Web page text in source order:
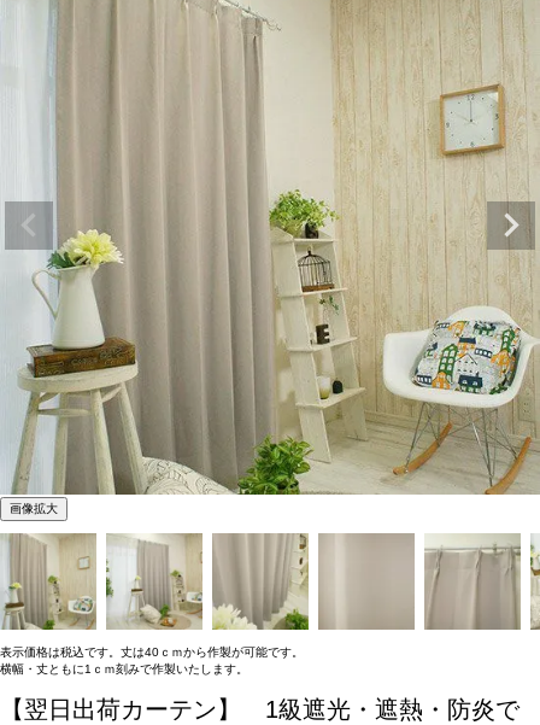
画像拡大
表示価格は税込です。丈は40ｃｍから作製が可能です。
横幅・丈ともに1ｃｍ刻みで作製いたします。
【翌日出荷カーテン】 1級遮光・遮熱・防炎で